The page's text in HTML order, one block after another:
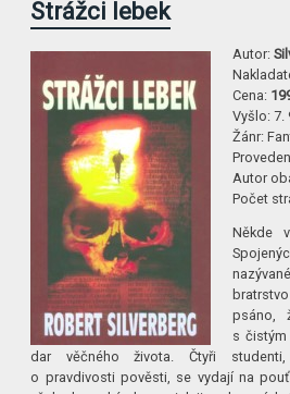
Strážci lebek
Autor:
Cena:
Vyšlo:7.
Žánr:
Autor
Počet
Někde
psáno,
s
dar věčného života. Čtyři
o pravdivosti pověsti, se vydají na